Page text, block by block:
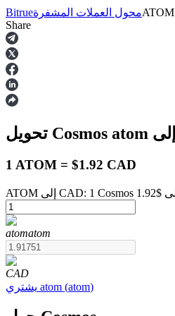
العقود الآجلة
العقود الآجلة USDT
Bitrueمحول العملات المشفرةATOM
Share
تحويل Cosmos atom
1 ATOM = $1.92 CAD
atomatom
CAD
يشتري atom (atom)